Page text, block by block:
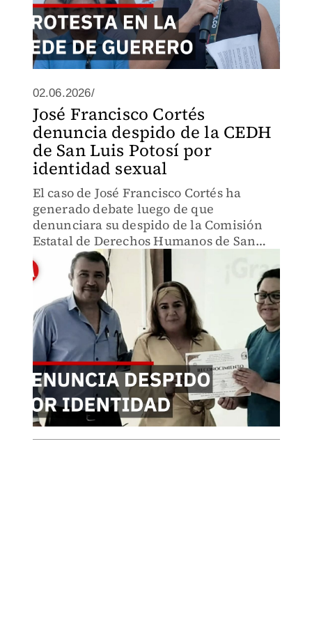
02.06.2026/
José Francisco Cortés
denuncia despido de la CEDH
de San Luis Potosí por
identidad sexual
El caso de José Francisco Cortés ha
generado debate luego de que
denunciara su despido de la Comisión
Estatal de Derechos Humanos de San
Luis Potosí presuntamente por motivos
relacionados con su identidad sexual.